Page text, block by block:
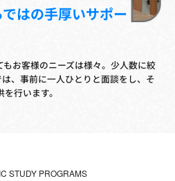
はの手厚いサポー
お客様のニーズは様々。少人数に絞
、事前に一人ひとりと面談をし、そ
行います。
STUDY PROGRAMS